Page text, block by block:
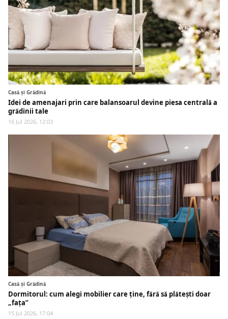
Casă și Grădină
Idei de amenajari prin care balansoarul devine piesa centrală a
grădinii tale
16 Jul 2026, 12:03
Casă și Grădină
Dormitorul: cum alegi mobilier care ține, fără să plătești doar
„fața”
15 Jul 2026, 17:04